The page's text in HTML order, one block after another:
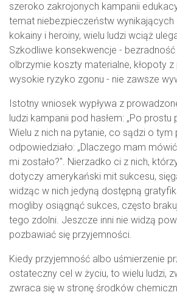
szeroko zakrojonych kampanii
temat niebezpieczeństw wynikających
kokainy i heroiny, wielu ludzi wciąż
Szkodliwe konsekwencje - bezradność
olbrzymie koszty materialne, kłopoty
wysokie ryzyko zgonu - nie zawsze
Istotny wniosek wypływa z
ludzi kampanii pod hasłem: „Po prostu
Wielu z nich na pytanie, co sądzi o tym
odpowiedziało: „Dlaczego mam
mi zostało?". Nierzadko ci z nich,
dotyczy amerykański mit sukcesu,
widząc w nich jedyną dostępną
mogliby osiągnąć sukces, często
tego zdolni. Jeszcze inni nie widzą
pozbawiać się przyjemności.
Kiedy przyjemność albo uśmierzenie
ostateczny cel w życiu, to wielu ludzi,
zwraca się w stronę środków